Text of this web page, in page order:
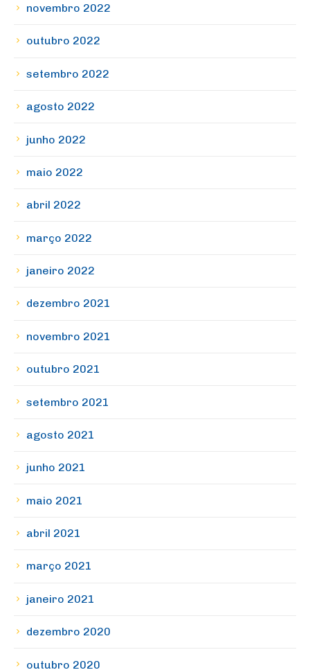
novembro 2022
outubro 2022
setembro 2022
agosto 2022
junho 2022
maio 2022
abril 2022
março 2022
janeiro 2022
dezembro 2021
novembro 2021
outubro 2021
setembro 2021
agosto 2021
junho 2021
maio 2021
abril 2021
março 2021
janeiro 2021
dezembro 2020
outubro 2020